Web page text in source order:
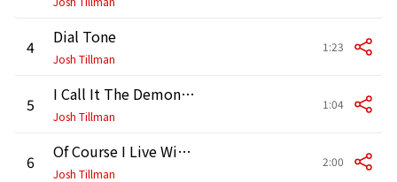
4 Dial Tone
Josh Tillman
1:23
5 I Call It The Demon Tree
Josh Tillman
1:04
6 Of Course I Live With Them
Josh Tillman
2:00